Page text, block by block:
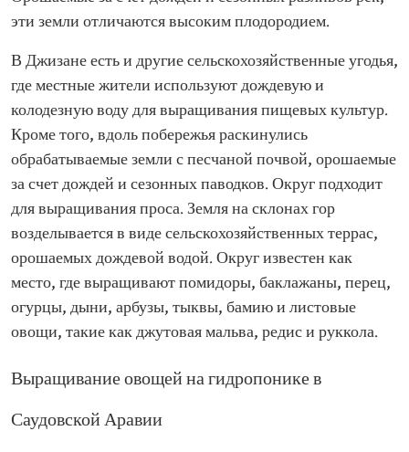
эти земли отличаются высоким плодородием.
В Джизане есть и другие сельскохозяйственные угодья,
где местные жители используют дождевую и
колодезную воду для выращивания пищевых культур.
Кроме того, вдоль побережья раскинулись
обрабатываемые земли с песчаной почвой, орошаемые
за счет дождей и сезонных паводков. Округ подходит
для выращивания проса. Земля на склонах гор
возделывается в виде сельскохозяйственных террас,
орошаемых дождевой водой. Округ известен как
место, где выращивают помидоры, баклажаны, перец,
огурцы, дыни, арбузы, тыквы, бамию и листовые
овощи, такие как джутовая мальва, редис и руккола.
Выращивание овощей на гидропонике в
Саудовской Аравии